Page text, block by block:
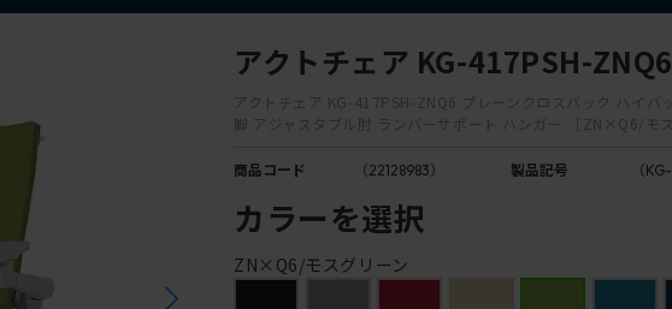
アクトチェア KG-417PSH-ZNQ6
アクトチェア KG-417PSH-ZNQ6 プレーンクロスバック ハイバ
脚 アジャスタブル肘 ランバーサポート ハンガー ［ZN×Q6/モス
商品コード （22128983） 製品記号 （
カラーを選択
ZN×Q6/モスグリーン